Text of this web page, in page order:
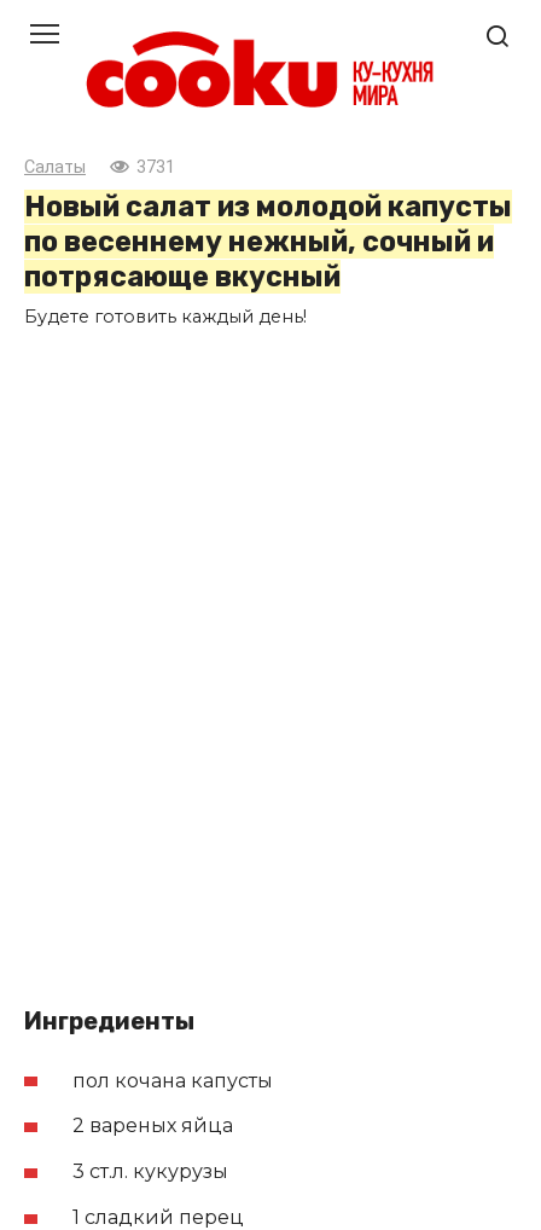
контенту
Салаты 3731
Новый салат из молодой капусты
по весеннему нежный, сочный и
потрясающе вкусный
Будете готовить каждый день!
Ингредиенты
пол кочана капусты
2 вареных яйца
3 ст.л. кукурузы
1 сладкий перец